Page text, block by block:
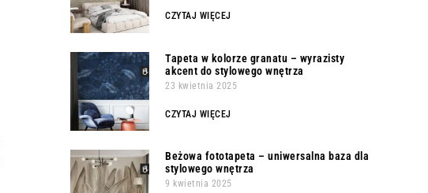
CZYTAJ WIĘCEJ
Tapeta w kolorze granatu – wyrazisty
akcent do stylowego wnętrza
23 kwietnia 2025
CZYTAJ WIĘCEJ
Beżowa fototapeta – uniwersalna baza dla
stylowego wnętrza
9 kwietnia 2025